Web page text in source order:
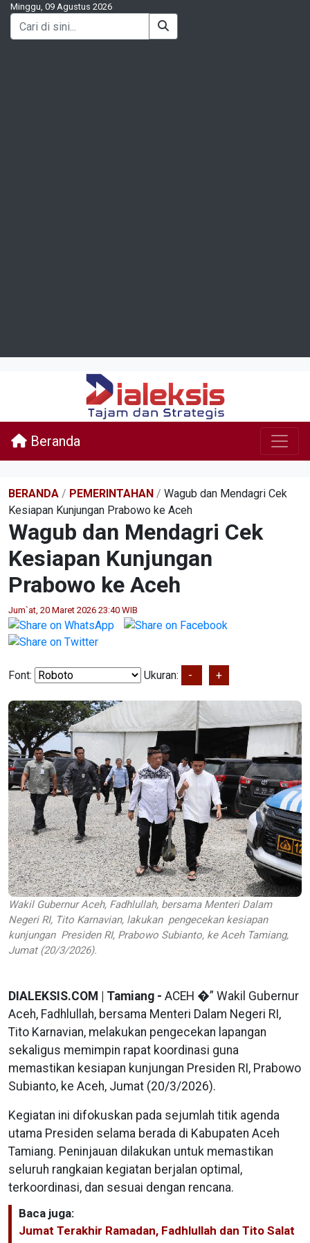
Minggu, 09 Agustus 2026
Beranda
BERANDA / PEMERINTAHAN / Wagub dan Mendagri Cek
Kesiapan Kunjungan Prabowo ke Aceh
Wagub dan Mendagri Cek
Kesiapan Kunjungan
Prabowo ke Aceh
Jum`at, 20 Maret 2026 23:40 WIB
Font: Ukuran: - +
Wakil Gubernur Aceh, Fadhlullah, bersama Menteri Dalam
Negeri RI, Tito Karnavian, lakukan pengecekan kesiapan
kunjungan Presiden RI, Prabowo Subianto, ke Aceh Tamiang,
Jumat (20/3/2026).
DIALEKSIS.COM | Tamiang - ACEH �” Wakil Gubernur
Aceh, Fadhlullah, bersama Menteri Dalam Negeri RI,
Tito Karnavian, melakukan pengecekan lapangan
sekaligus memimpin rapat koordinasi guna
memastikan kesiapan kunjungan Presiden RI, Prabowo
Subianto, ke Aceh, Jumat (20/3/2026).
Kegiatan ini difokuskan pada sejumlah titik agenda
utama Presiden selama berada di Kabupaten Aceh
Tamiang. Peninjauan dilakukan untuk memastikan
seluruh rangkaian kegiatan berjalan optimal,
terkoordinasi, dan sesuai dengan rencana.
Baca juga:
Jumat Terakhir Ramadan, Fadhlullah dan Tito Salat